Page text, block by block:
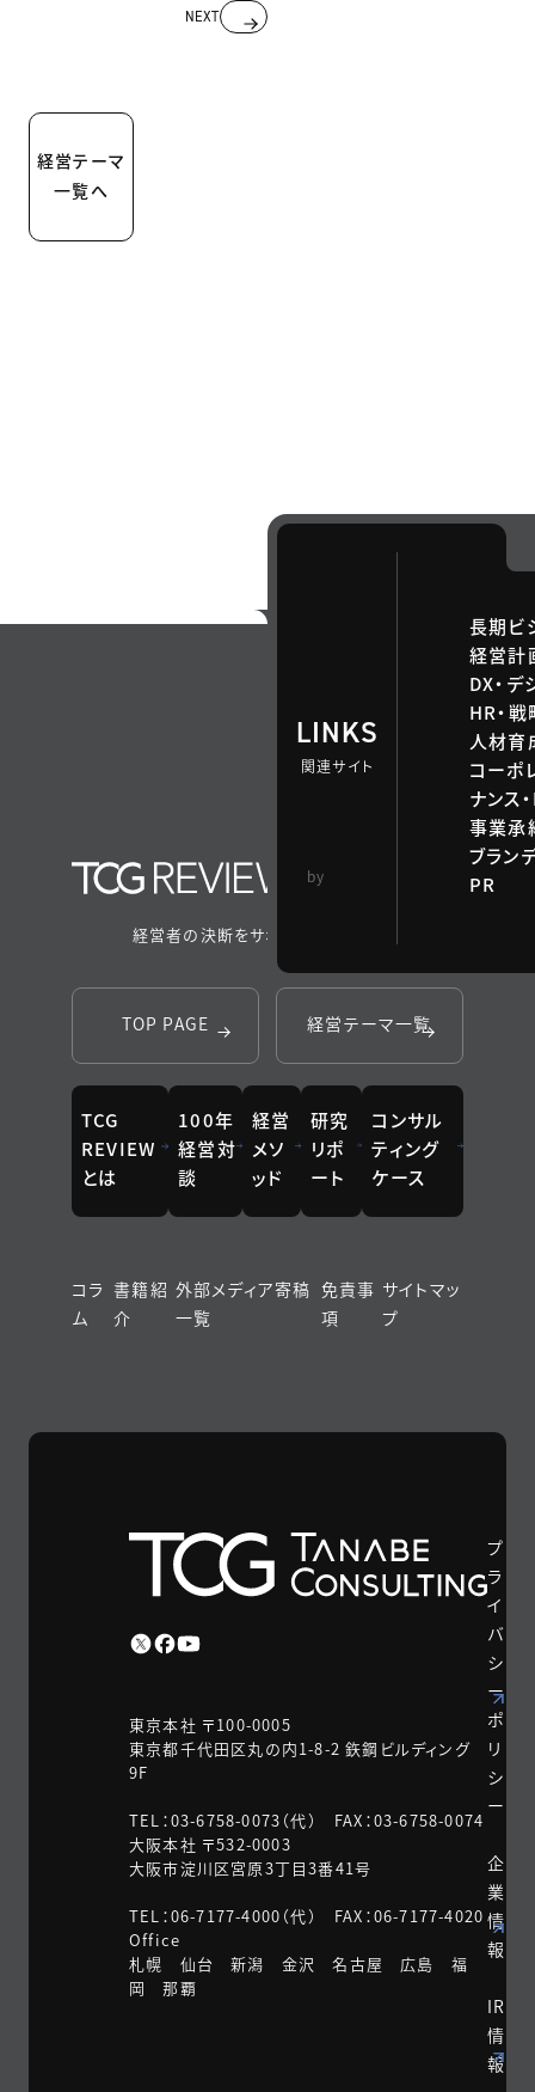
ゲ
ー
ン
NEXT
経営テーマ
一覧へ
LINKS
関連サイト
長期ビ
経営計
DX・デ
HR・
人材育
コーポ
ナンス
事業承
ブラン
PR
by
経営者の決断をサポートするメディア
TOP PAGE 経営テーマ一覧
TCG
REVIEW
とは
100年
経営対
談
経営
メソ
ッド
研究
リポ
ート
コンサル
ティング
ケース
コラ
ム
書籍紹
介
外部メディア寄稿
一覧
免責事
項
サイトマッ
プ
東京本社 〒100-0005
東京都千代田区丸の内1-8-2 鉃鋼ビルディング
9F
TEL：03-6758-0073（代） FAX：03-6758-0074
大阪本社 〒532-0003
大阪市淀川区宮原3丁目3番41号
TEL：06-7177-4000（代） FAX：06-7177-4020
Office
札幌 仙台 新潟 金沢 名古屋 広島 福
岡 那覇
プ
ラ
イ
バ
シ
ー
ポ
リ
シ
ー
企
業
情
報
IR
情
報